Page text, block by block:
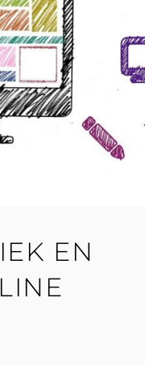
EN